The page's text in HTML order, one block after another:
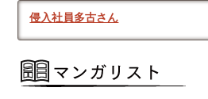
侵入社員多古さん